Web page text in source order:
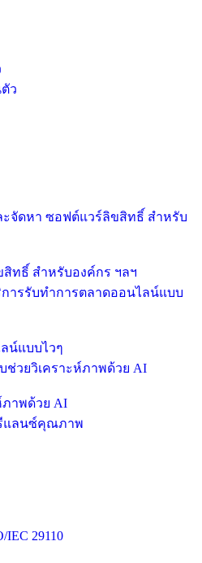
ว
ทธิ์ สำหรับองค์กร ฯลฯ
น์แบบไวๆ
าพด้วย AI